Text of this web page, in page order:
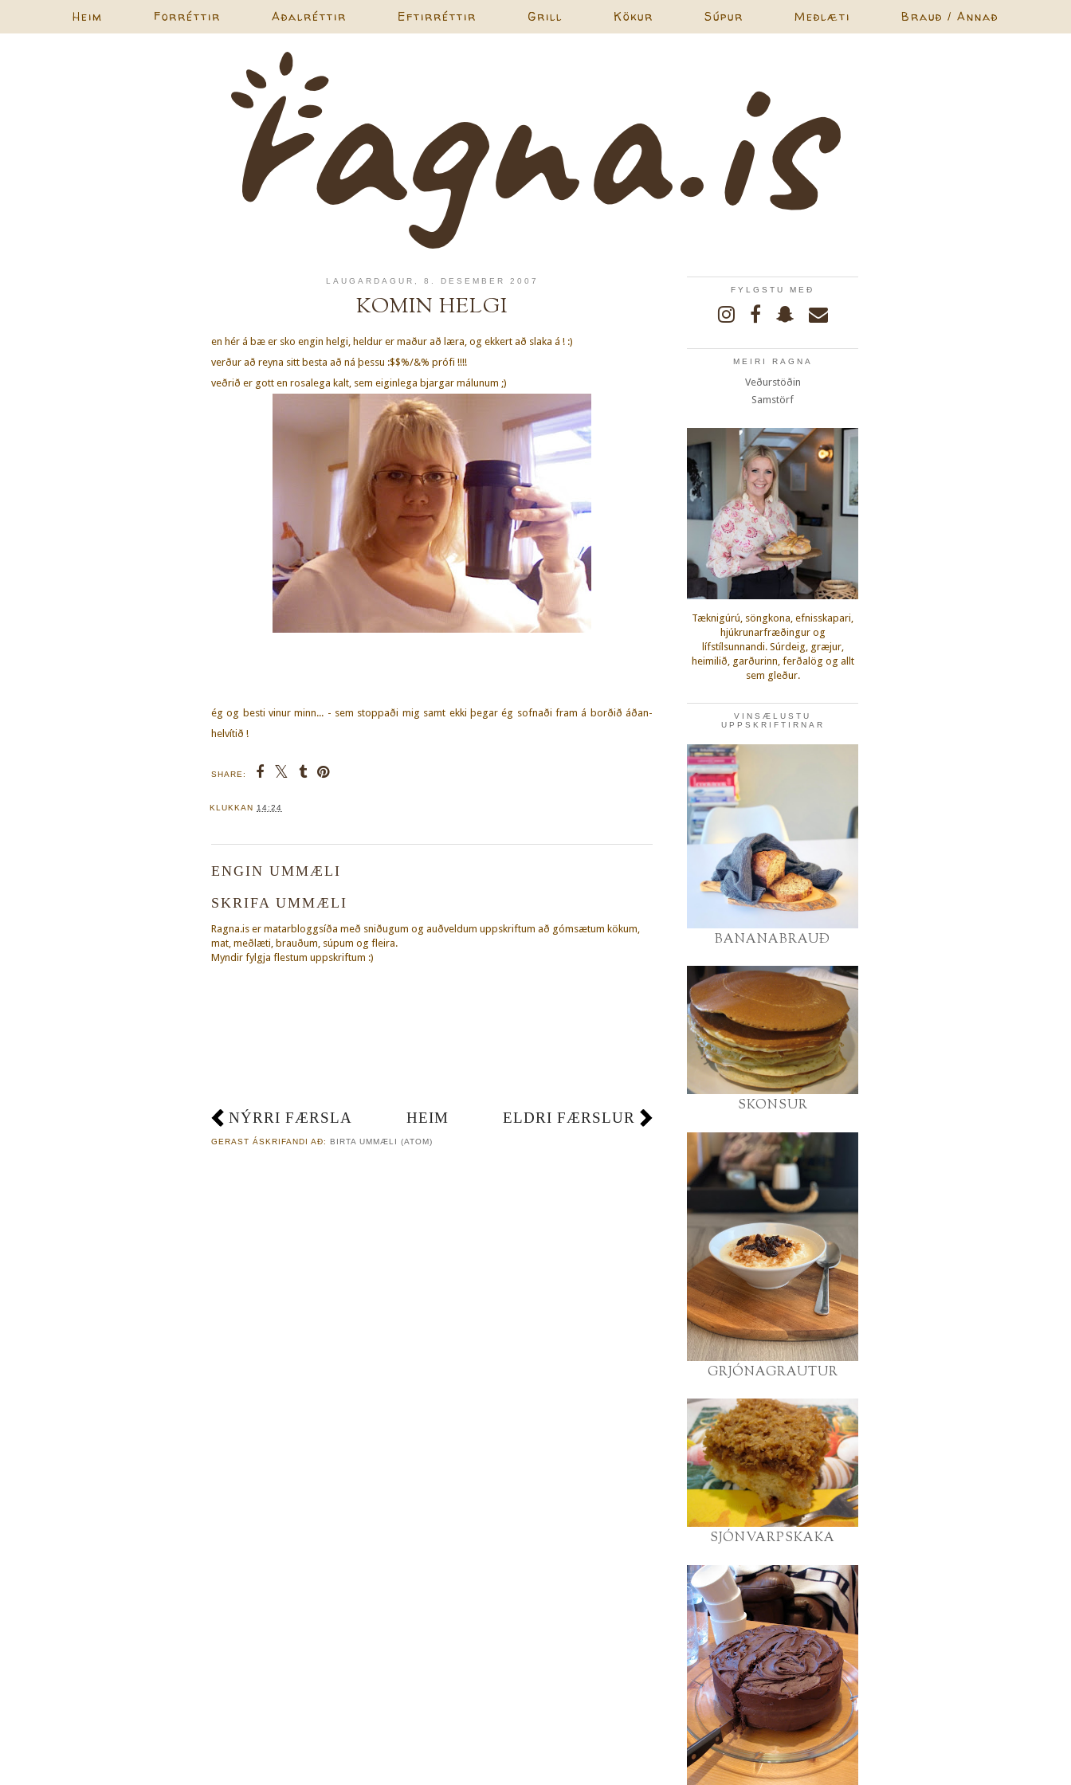
Heim Forréttir Aðalréttir Eftirréttir Grill Kökur Súpur Meðlæti Brauð / Annað
LAUGARDAGUR, 8. DESEMBER 2007
KOMIN HELGI
en hér á bæ er sko engin helgi, heldur er maður að læra, og ekkert að slaka á ! :)
verður að reyna sitt besta að ná þessu :$$%/&% prófi !!!!
veðrið er gott en rosalega kalt, sem eiginlega bjargar málunum ;)
ég og besti vinur minn... - sem stoppaði mig samt ekki þegar ég sofnaði fram á borðið áðan-
helvítið !
SHARE:
KLUKKAN 14:24
ENGIN UMMÆLI
SKRIFA UMMÆLI
Ragna.is er matarbloggsíða með sniðugum og auðveldum uppskriftum að gómsætum kökum,
mat, meðlæti, brauðum, súpum og fleira.
Myndir fylgja flestum uppskriftum :)
NÝRRI FÆRSLA ELDRI FÆRSLUR
HEIM
GERAST ÁSKRIFANDI AÐ: BIRTA UMMÆLI (ATOM)
FYLGSTU MEÐ
MEIRI RAGNA
Veðurstöðin
Samstörf
Tæknigúrú, söngkona, efnisskapari,
hjúkrunarfræðingur og
lífstílsunnandi. Súrdeig, græjur,
heimilið, garðurinn, ferðalög og allt
sem gleður.
VINSÆLUSTU
UPPSKRIFTIRNAR
BANANABRAUÐ
SKONSUR
GRJÓNAGRAUTUR
SJÓNVARPSKAKA